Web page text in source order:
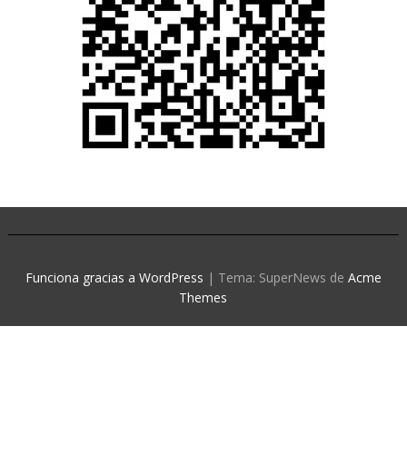
Funciona gracias a WordPress | Tema: SuperNews de Acme
Themes